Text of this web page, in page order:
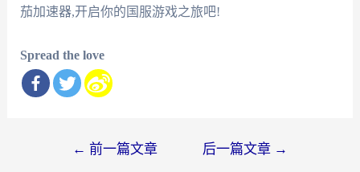
茄加速器,开启你的国服游戏之旅吧!
Spread the love
← 前一篇文章 后一篇文章 →